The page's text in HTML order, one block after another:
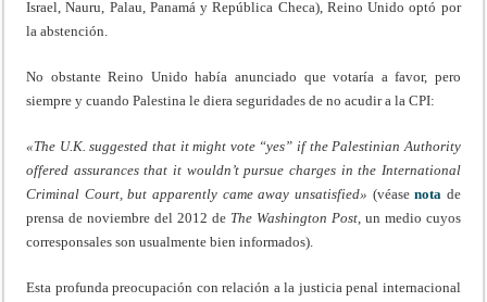
Israel, Nauru, Palau, Panamá y República Checa), Reino Unido optó por
la abstención.
No obstante Reino Unido había anunciado que votaría a favor, pero
siempre y cuando Palestina le diera seguridades de no acudir a la CPI:
«The U.K. suggested that it might vote “yes” if the Palestinian Authority
offered assurances that it wouldn’t pursue charges in the International
Criminal Court, but apparently came away unsatisfied» (véasenota de
prensa de noviembre del 2012 de The Washington Post, un medio cuyos
corresponsales son usualmente bien informados).
Esta profunda preocupación con relación a la justicia penal internacional